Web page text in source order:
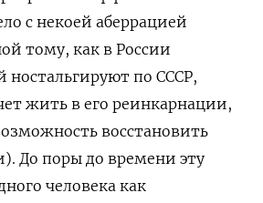
с некоей аберрацией
тому, как в России
по СССР,
жить в его реинкарнации,
восстановить
До поры до времени эту
человека как